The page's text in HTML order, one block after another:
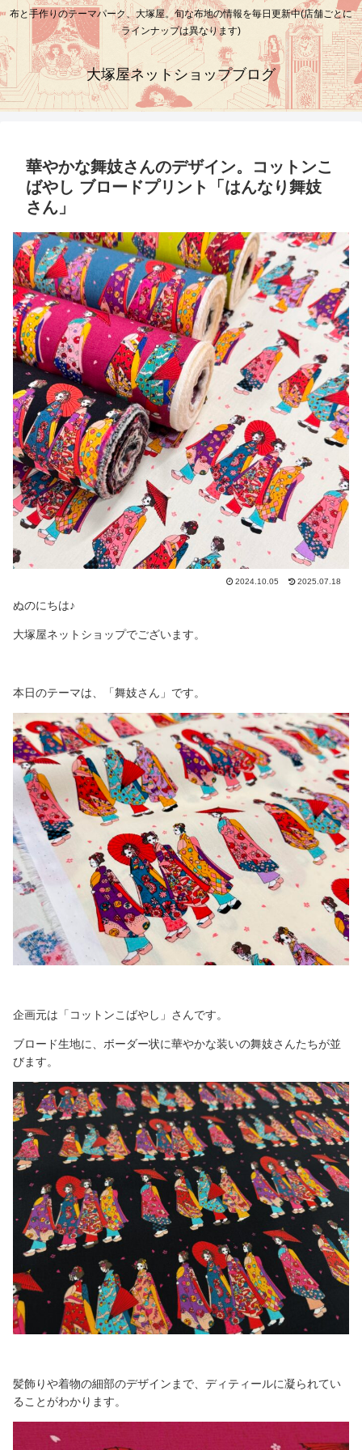
布と手作りのテーマパーク、大塚屋。旬な布地の情報を毎日更新中(店舗ごとに
ラインナップは異なります)
大塚屋ネットショップブログ
華やかな舞妓さんのデザイン。コットンこ
ばやし ブロードプリント「はんなり舞妓
さん」
2024.10.05 2025.07.18
ぬのにちは♪
大塚屋ネットショップでございます。
本日のテーマは、「舞妓さん」です。
企画元は「コットンこばやし」さんです。
ブロード生地に、ボーダー状に華やかな装いの舞妓さんたちが並
びます。
髪飾りや着物の細部のデザインまで、ディティールに凝られてい
ることがわかります。